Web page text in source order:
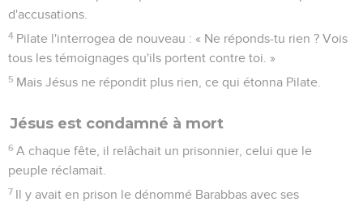
d'accusations.
4 Pilate l'interrogea de nouveau : « Ne réponds-tu rien ? Vois
tous les témoignages qu'ils portent contre toi. »
5 Mais Jésus ne répondit plus rien, ce qui étonna Pilate.
Jésus est condamné à mort
6 A chaque fête, il relâchait un prisonnier, celui que le
peuple réclamait.
7 Il y avait en prison le dénommé Barabbas avec ses